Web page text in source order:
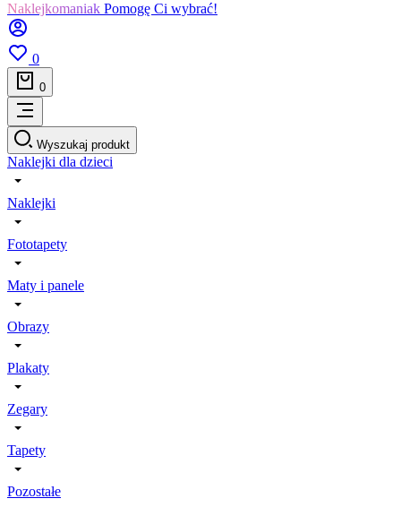
Naklejkomaniak Pomogę Ci wybrać!
0
0
Wyszukaj produkt
Naklejki dla dzieci
Naklejki
Fototapety
Maty i panele
Obrazy
Plakaty
Zegary
Tapety
Pozostałe